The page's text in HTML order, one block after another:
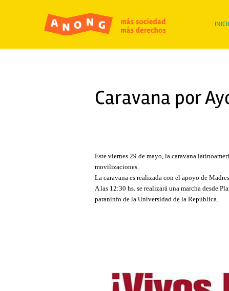
Caravana por
Este viernes 29 de mayo, la caravana
movilizaciones.
La caravana es realizada con el apoyo de
A las 12:30 hs. se realizará una marcha desde
paraninfo de la Universidad de la República.